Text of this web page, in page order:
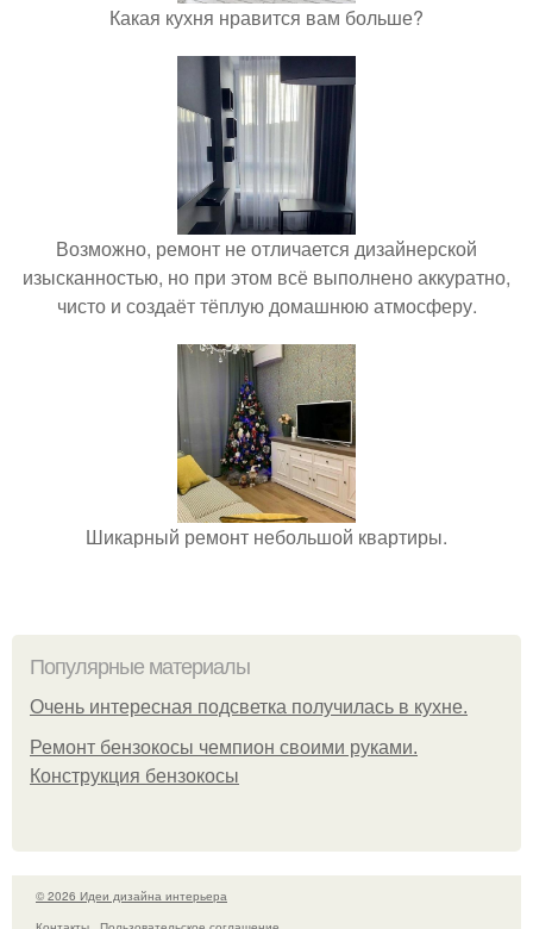
Какая кухня нравится вам больше?
Возможно, ремонт не отличается дизайнерской
изысканностью, но при этом всё выполнено аккуратно,
чисто и создаёт тёплую домашнюю атмосферу.
Шикарный ремонт небольшой квартиры.
Популярные материалы
Очень интересная подсветка получилась в кухне.
Ремонт бензокосы чемпион своими руками.
Конструкция бензокосы
© 2026 Идеи дизайна интерьера